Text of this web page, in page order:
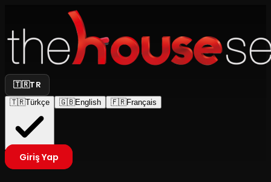
🇹🇷TR
🇹🇷Türkçe 🇬🇧English 🇫🇷Français
Giriş Yap